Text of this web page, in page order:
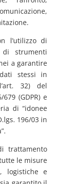
l’utilizzo di
di strumenti
a garantire
stessi in
32) del
(GDPR) e
di “idonee
196/03 in
trattamento
le misure
logistiche e